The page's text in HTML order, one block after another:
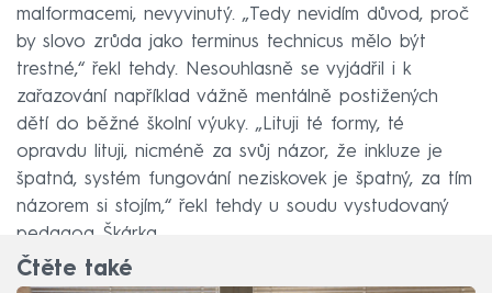
malformacemi, nevyvinutý. „Tedy nevidím důvod, proč
by slovo zrůda jako terminus technicus mělo být
trestné,“ řekl tehdy. Nesouhlasně se vyjádřil i k
zařazování například vážně mentálně postižených
dětí do běžné školní výuky. „Lituji té formy, té
opravdu lituji, nicméně za svůj názor, že inkluze je
špatná, systém fungování neziskovek je špatný, za tím
názorem si stojím,“ řekl tehdy u soudu vystudovaný
pedagog Škárka.
Čtěte také